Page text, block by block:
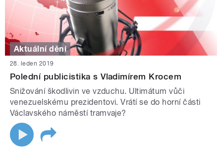
Aktuální dění
28. leden 2019
Polední publicistika s Vladimírem Krocem
Snižování škodlivin ve vzduchu. Ultimátum vůči
venezuelskému prezidentovi. Vrátí se do horní části
Václavského náměstí tramvaje?